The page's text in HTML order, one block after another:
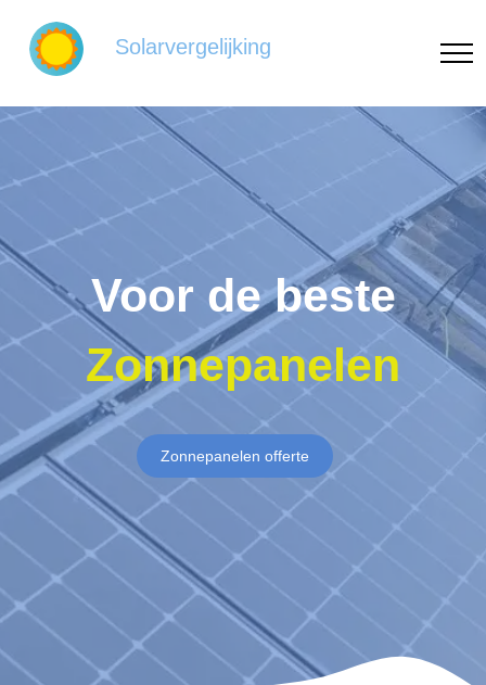
Solarvergelijking
Voor de beste
Zonnepanelen
Zonnepanelen offerte